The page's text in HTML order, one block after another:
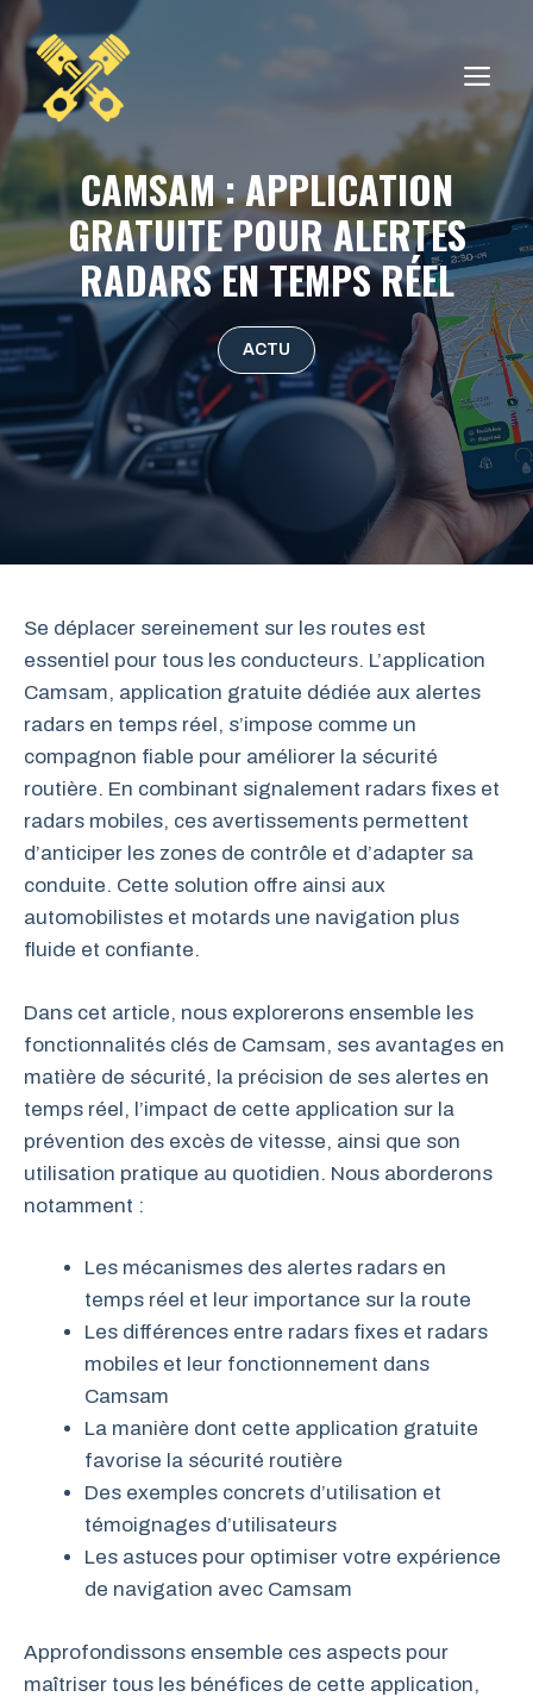
Aller
contenu
CAMSAM : APPLICATION
GRATUITE POUR ALERTES
RADARS EN TEMPS RÉEL
ACTU
Se déplacer sereinement sur les routes est
essentiel pour tous les conducteurs. L’application
Camsam, application gratuite dédiée aux alertes
radars en temps réel, s’impose comme un
compagnon fiable pour améliorer la sécurité
routière. En combinant signalement radars fixes et
radars mobiles, ces avertissements permettent
d’anticiper les zones de contrôle et d’adapter sa
conduite. Cette solution offre ainsi aux
automobilistes et motards une navigation plus
fluide et confiante.
Dans cet article, nous explorerons ensemble les
fonctionnalités clés de Camsam, ses avantages en
matière de sécurité, la précision de ses alertes en
temps réel, l’impact de cette application sur la
prévention des excès de vitesse, ainsi que son
utilisation pratique au quotidien. Nous aborderons
notamment :
Les mécanismes des alertes radars en
temps réel et leur importance sur la route
Les différences entre radars fixes et radars
mobiles et leur fonctionnement dans
Camsam
La manière dont cette application gratuite
favorise la sécurité routière
Des exemples concrets d’utilisation et
témoignages d’utilisateurs
Les astuces pour optimiser votre expérience
de navigation avec Camsam
Approfondissons ensemble ces aspects pour
maîtriser tous les bénéfices de cette application,